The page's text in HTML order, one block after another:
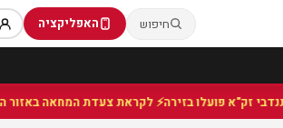
חיפוש האפליקציה
⚡ לקראת צעדת המחאה באזור